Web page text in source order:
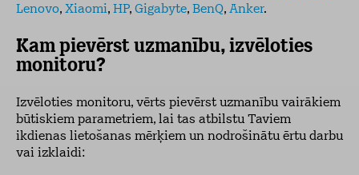
Lenovo, Xiaomi, HP, Gigabyte, BenQ, Anker.
Kam pievērst uzmanību, izvēloties
monitoru?
Izvēloties monitoru, vērts pievērst uzmanību vairākiem
būtiskiem parametriem, lai tas atbilstu Taviem
ikdienas lietošanas mērķiem un nodrošinātu ērtu darbu
vai izklaidi: